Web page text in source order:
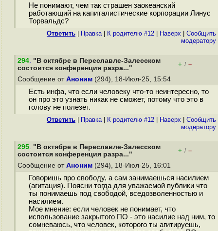
Не понимают, чем так страшен заокеанский
работающий на капиталистические корпорации Линус
Торвальдс?
Ответить Правка| К родителю #12 Наверх
Cообщить
модератору
294. "В октябре в Переславле-Залесском
состоится конференция разра..."
+ / –
Сообщение от Аноним (294), 18-Июл-25, 15:54
Есть инфа, что если человеку что-то неинтересно, то
он про это узнать никак не сможет, потому что это в
голову не полезет.
Ответить Правка| К родителю #12 Наверх
Cообщить
модератору
295. "В октябре в Переславле-Залесском
состоится конференция разра..."
+ / –
Сообщение от Аноним (294), 18-Июл-25, 16:01
Говоришь про свободу, а сам занимаешься насилием
(агитация). Поясни тогда для уважаемой публики что
ты понимаешь под свободой, вседозволенностью и
насилием.
Мое мнение: если человек не понимает, что
использование закрытого ПО - это насилие над ним, то
сомневаюсь, что человек, которого ты агитируешь,